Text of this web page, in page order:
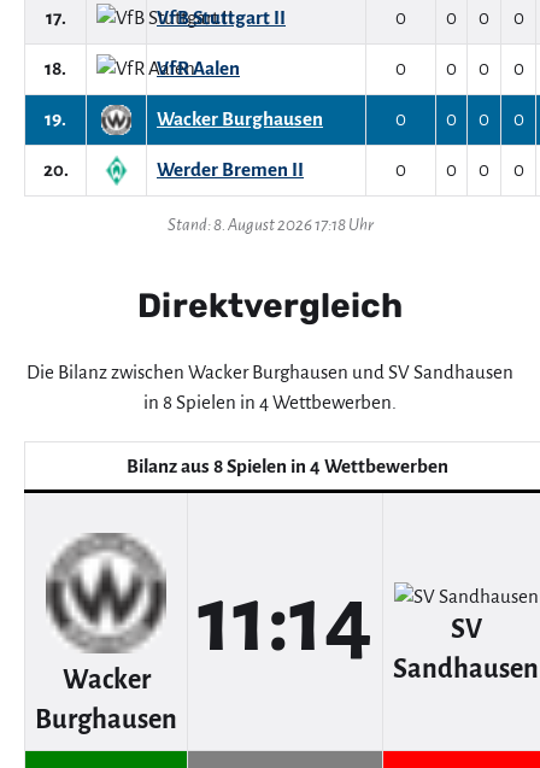
17. VfB Stuttgart II 0 0 0 0
18. VfR Aalen 0 0 0 0
19. Wacker Burghausen 0 0 0 0
20. Werder Bremen II 0 0 0 0
Stand: 8. August 2026 17:18 Uhr
Direktvergleich
Die Bilanz zwischen Wacker Burghausen und SV Sandhausen
in 8 Spielen in 4 Wettbewerben.
Bilanz aus 8 Spielen in 4 Wettbewerben
Wacker
Burghausen
11:14
SV
Sandhausen